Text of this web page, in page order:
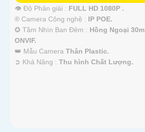
👁 Độ Phân giải : FULL HD 1080P .
®️ Camera Công nghệ : IP POE.
✪ Tầm Nhìn Ban Đêm : Hồng Ngoại 30m
ONVIF.
👑 Mẫu Camera Thân Plastic.
️➲ Khả Năng : Thu hình Chất Lượng.